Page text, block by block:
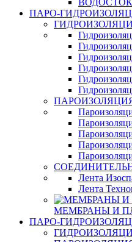
ПАРО-
Лента
Лента
МЕМБРАНЫ И
ПАРО-